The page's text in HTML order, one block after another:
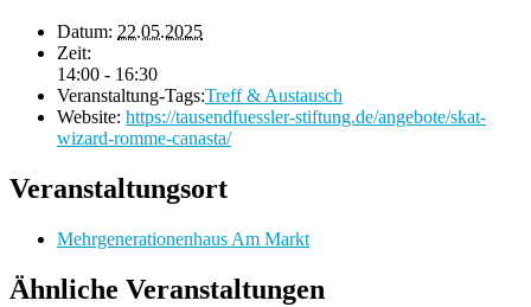
Datum: 22.05.2025
Zeit:
14:00 - 16:30
Veranstaltung-Tags:Treff & Austausch
Website: https://tausendfuessler-stiftung.de/angebote/skat-
wizard-romme-canasta/
Veranstaltungsort
Mehrgenerationenhaus Am Markt
Ähnliche Veranstaltungen